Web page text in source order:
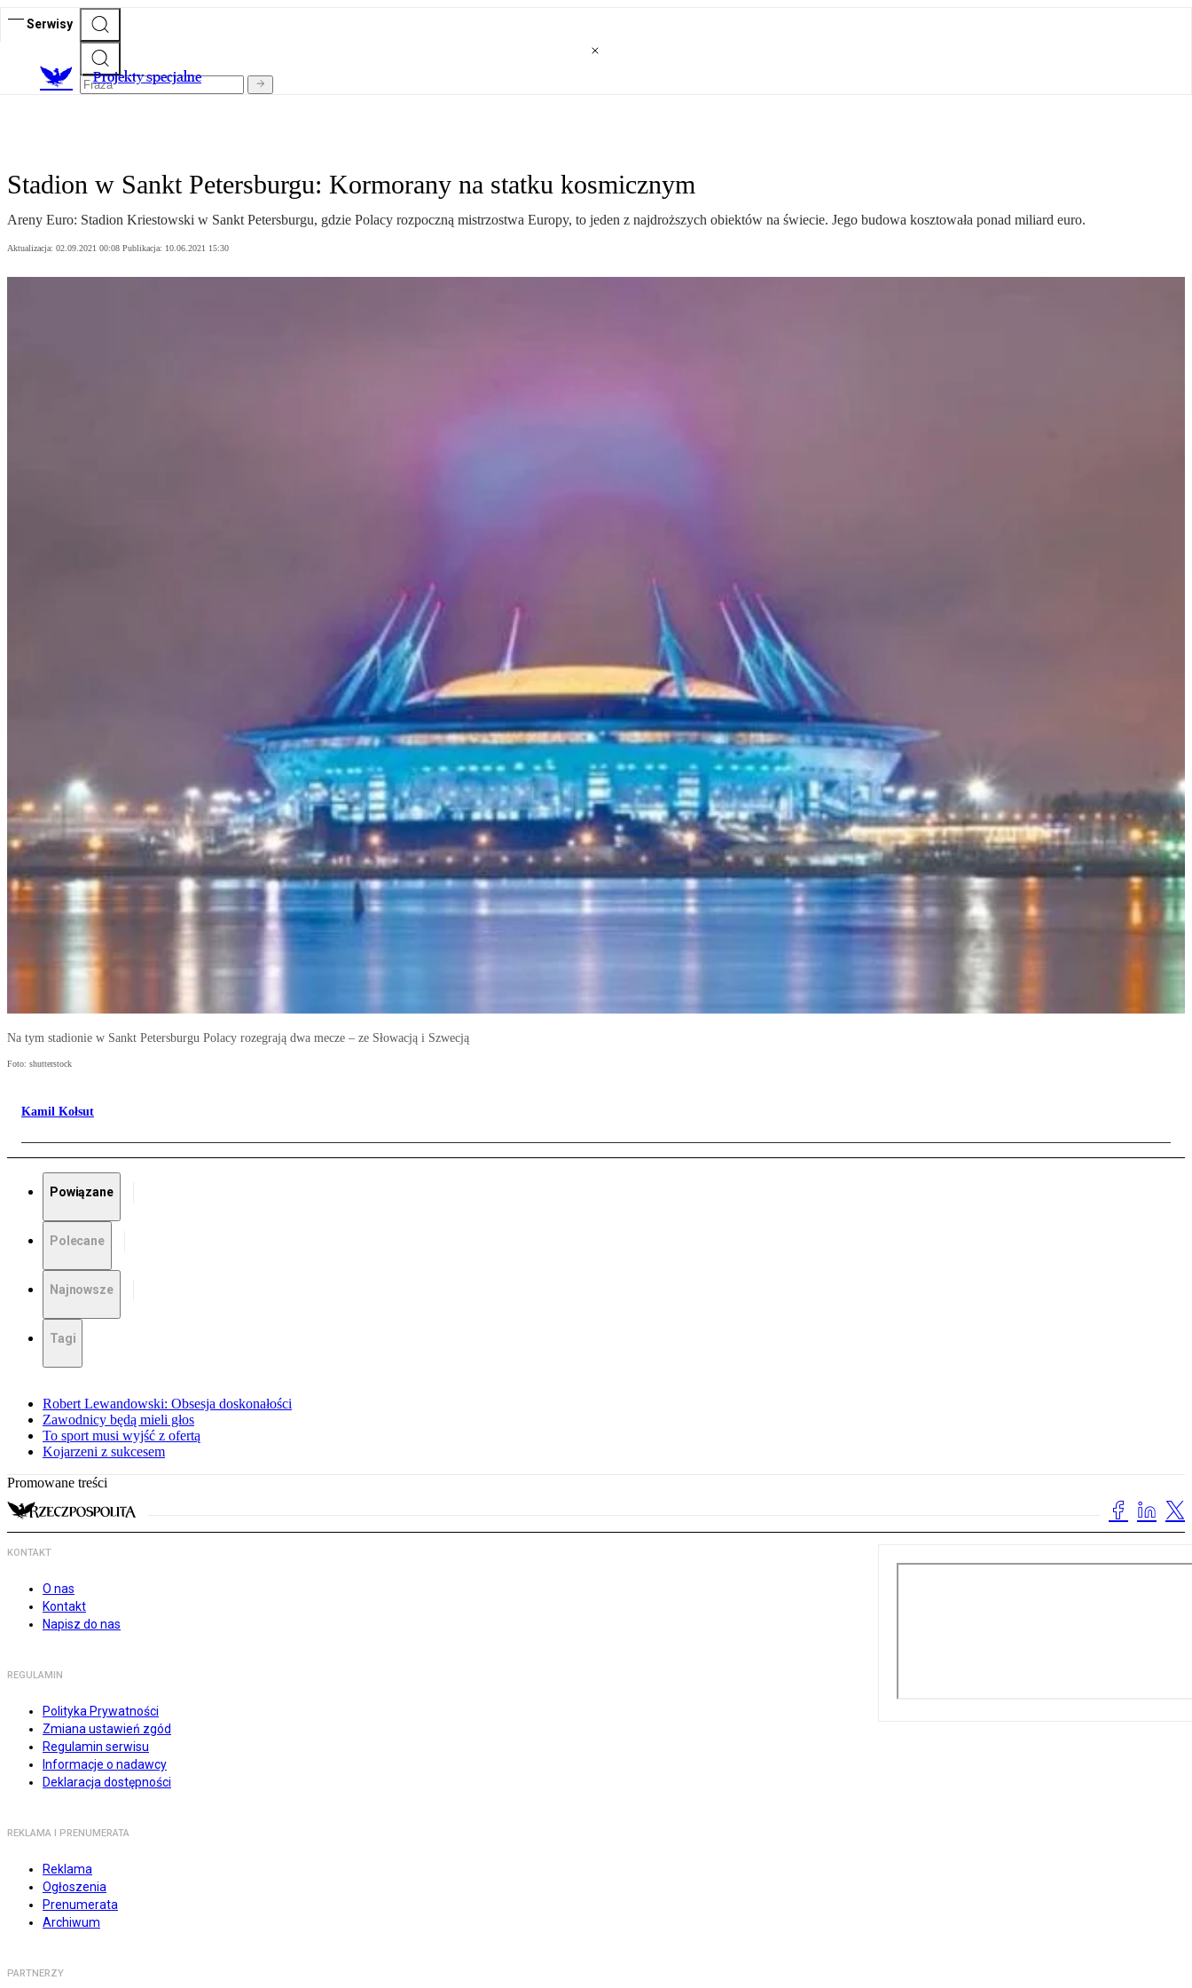
Serwisy
Projekty specjalne
Stadion w Sankt Petersburgu: Kormorany na statku kosmicznym
Areny Euro: Stadion Kriestowski w Sankt Petersburgu, gdzie Polacy rozpoczną mistrzostwa Europy, to jeden z najdroższych obiektów na świecie. Jego budowa kosztowała ponad miliard euro.
Aktualizacja: 02.09.2021 00:08 Publikacja: 10.06.2021 15:30
Na tym stadionie w Sankt Petersburgu Polacy rozegrają dwa mecze – ze Słowacją i Szwecją
Foto: shutterstock
Kamil Kołsut
Powiązane
Polecane
Najnowsze
Tagi
Robert Lewandowski: Obsesja doskonałości
Zawodnicy będą mieli głos
To sport musi wyjść z ofertą
Kojarzeni z sukcesem
Promowane treści
KONTAKT
O nas
Kontakt
Napisz do nas
REGULAMIN
Polityka Prywatności
Zmiana ustawień zgód
Regulamin serwisu
Informacje o nadawcy
Deklaracja dostępności
REKLAMA I PRENUMERATA
Reklama
Ogłoszenia
Prenumerata
Archiwum
PARTNERZY